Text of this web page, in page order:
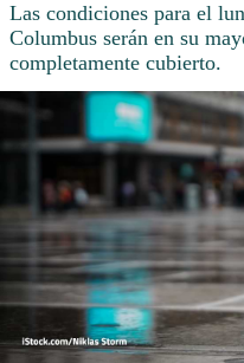
Las condiciones para el
Columbus serán en su
completamente cubierto.